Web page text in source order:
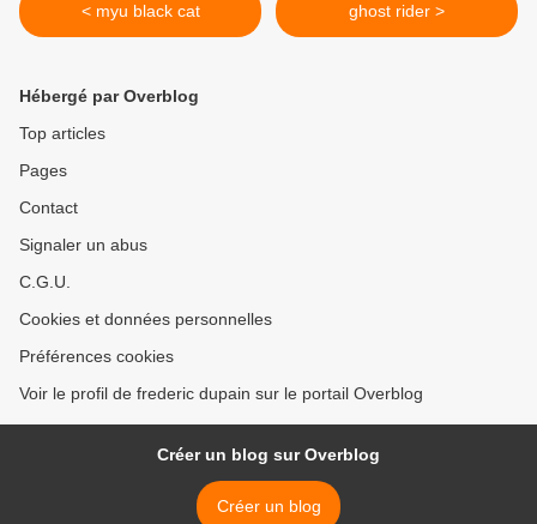
< myu black cat ghost rider >
Hébergé par Overblog
Top articles
Pages
Contact
Signaler un abus
C.G.U.
Cookies et données personnelles
Préférences cookies
Voir le profil de frederic dupain sur le portail Overblog
Créer un blog sur Overblog
Créer un blog